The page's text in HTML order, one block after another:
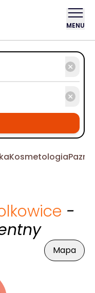
MENU
Kosmetologia
-
Mapa